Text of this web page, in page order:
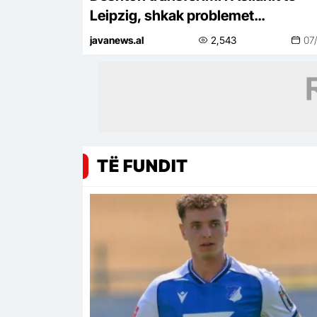
Leipzig, shkak problemet
shëndetësore!
javanews.al 2,543
TË FUNDIT